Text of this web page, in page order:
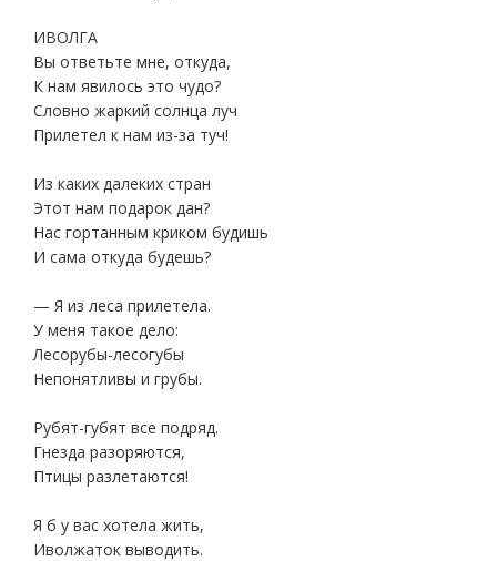
ИВОЛГА
Вы ответьте мне, откуда,
К нам явилось это чудо?
Словно жаркий солнца луч
Прилетел к нам из-за туч!
Из каких далеких стран
Этот нам подарок дан?
Нас гортанным криком будишь
И сама откуда будешь?
— Я из леса прилетела.
У меня такое дело:
Лесорубы-лесогубы
Непонятливы и грубы.
Рубят-губят все подряд.
Гнезда разоряются,
Птицы разлетаются!
Я б у вас хотела жить,
Иволжаток выводить.